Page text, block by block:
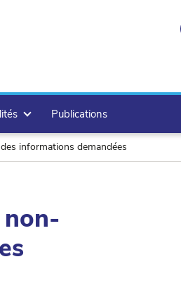
Publications
informations demandées
non-